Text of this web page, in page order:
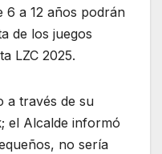
6 a 12 años podrán
de los juegos
LZC 2025.
a través de su
el Alcalde informó
no sería